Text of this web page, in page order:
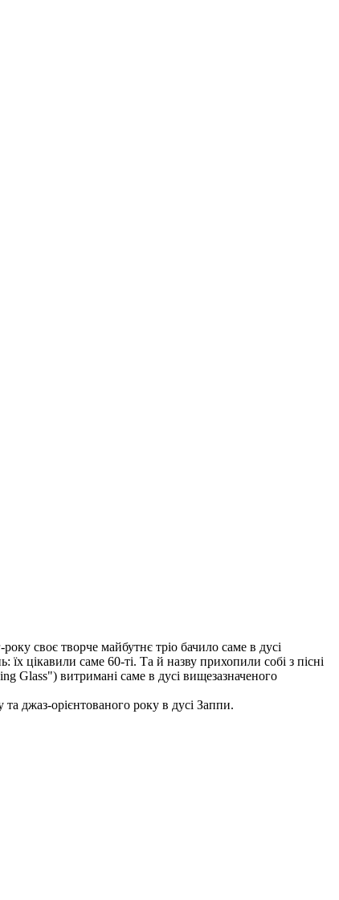
своє творче майбутнє тріо бачило саме в дусі
цікавили саме 60-ті. Та й назву прихопили собі з пісні
Glass") витримані саме в дусі вищезазначеного
джаз-орієнтованого року в дусі Заппи.